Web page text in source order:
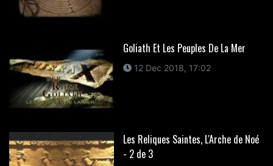
Goliath Et Les Peuples De La Mer
12 Dec 2018, 17:02
Les Reliques Saintes, L'Arche de Noé
- 2 de 3